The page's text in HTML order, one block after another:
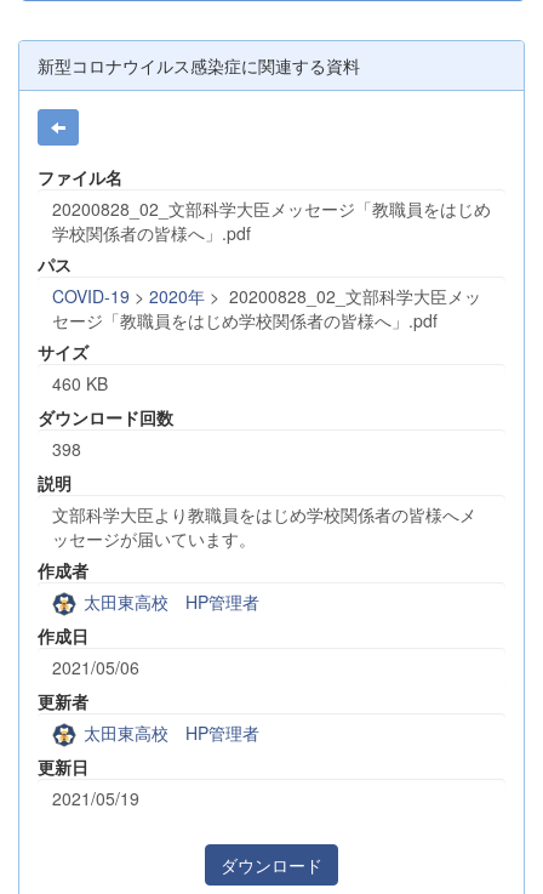
新型コロナウイルス感染症に関連する資料
ファイル名
20200828_02_文部科学大臣メッセージ「教職員をはじめ
学校関係者の皆様へ」.pdf
パス
COVID-19 > 2020年 > 20200828_02_文部科学大臣メッ
セージ「教職員をはじめ学校関係者の皆様へ」.pdf
サイズ
460 KB
ダウンロード回数
398
説明
文部科学大臣より教職員をはじめ学校関係者の皆様へメ
ッセージが届いています。
作成者
太田東高校 HP管理者
作成日
2021/05/06
更新者
太田東高校 HP管理者
更新日
2021/05/19
ダウンロード